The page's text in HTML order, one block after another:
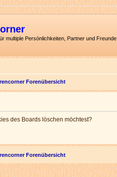
multiple Persönlichkeiten, Partner und Freunde
Forenübersicht
des Boards löschen möchtest?
Forenübersicht